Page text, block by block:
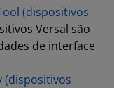
(dispositivos
Versal são
de interface
(dispositivos